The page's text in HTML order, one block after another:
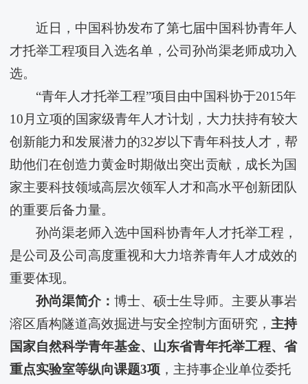
近日，中国科协发布了第七届中国科协青年人
才托举工程项目入选名单，公司孙尚渠老师成功入
选。
“青年人才托举工程”项目由中国科协于2015年
10月立项的国家级青年人才计划，大力扶持有较大
创新能力和发展潜力的32岁以下青年科技人才，帮
助他们在创造力黄金时期做出突出贡献，成长为国
家主要科技领域高层次领军人才和高水平创新团队
的重要后备力量。
孙尚渠老师入选中国科协青年人才托举工程，
是公司及公司高度重视和大力培养青年人才成效的
重要体现。
孙尚渠简介： 博士、硕士生导师。主要从事岩
溶区盾构隧道高效掘进与安全控制方面研究， 主持
国家自然科学青年基金、山东省青年托举工程、省
重点实验室等纵向课题3项 ，主持事企业单位委托